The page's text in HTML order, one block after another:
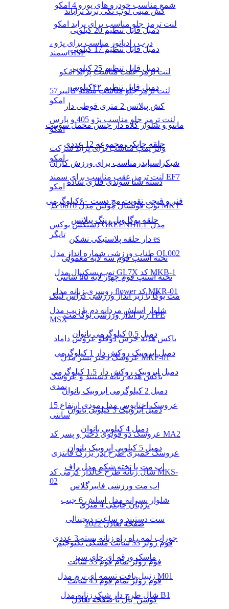
شمع مناسب خودرو های یورو 4 امکو
لنت ترمز جلو مناسب برای پراید امکو
درب رادیاتور مناسب برای پژو ،
سمندGISP
لنت ترمز عقب مناسب پراید امکو
لنت ترمز جلو مناسب سمند کالیبر57
امکو
لنت ترمز جلو مناسب پژو 405 و پارس
امکو
واتر پمپ مناسب برای پراید شرکت
امکو
لنت ترمز عقب مناسب برای سمند EF7
امکو
توپ فوتسال مولتن مدل 0016 کد MKT
دستکش بوکس GREENHILL مدل
تایگر
طناب ورزشی شماره انداز مدل QL002
توپ بسکتبال مدل GL7X کد MKB-1
روسری زنانه مدل flower کد MKR-01
شلوار اسلش مردانه دم پا زیپ مدل
MSX
باکس هدیه خرس دوقلو عروس داماد
عروسک دختر پسر مدل MKP-01
باکس هدیه زنانه دستبند و عروسک
نمدی
عروسک اختاپوس مدل مودی ارتفاع 15
سانتی
عروسک دو قولوی دختر و پسر کد MA2
عروسک خمیری طرح پدر بزرگ فانتزی
شال زنانه طرح خالدار کرمی کد MKS-
02
شلوار پسرانه مدل اسلش 6 جیب
ست دستبند و ساعت دیجیتالی
جوراب لمه راه راه زنانه بسته 3 عددی
ماسک ورقه ای چای سبز
زنبیل بافت تسمه ای نرم مدل M01
شال طرح دار شیک زنانه مدل B1
کش مینی لوپ تکی برند تراباند
دمبل قابل تنظیم 20 کیلویی
دمبل قابل تنظیم 17 کیلویی
دمبل قابل تنظیم 25 کیلویی
دمبل قابل تنظیم ۴۲کیلویی
کش پیلاتس 2 متری قوطی دار
مانتو و شلوار کلاه دار جنس مخمل سوییت
حلقه چابکی مجموعه 12 عددی
شیکراسپایدرمناسب برای ورزش کاران
دسته شنا سوئدی فلزی ساده
فنر و قیچی تقویت مچ دست ۶۰کیلوگرمی
حلقه یوگا ویل رینگ پیلاتس
دار حلقه پلاستیکی نشکن es
تخته استپ فوم سه لایه معمولی
تخته استپ فوم چهار لایه ۵۵ سانتی
مت یوگا یا زیر انداز ورزشی کراس لینک
زیر انداز ورزشی یوگا مت TPE
دمبل 0.5 کیلوگرمی بانوان
دمبل ایروبیک روکش‌ دار 1 کیلوگرمی
دمبل ایروبیک روکش‌ دار 1.5 کیلوگرمی
دمبل 2 کیلوگرمی ایروبیک بانوان
دمبل ایروبیک 3 کیلویی بانوان
دمبل 4 کیلویی بانوان
دمبل 5 کیلویی ایروبیک بانوان
اب مت یا تخته شکم مدل راف
اب مت ورزشی فایبرگلاس
نردبان چابکی 4 متری
صفحه تعادل 2022
فوم رولر 33 سانت مشکی تکنوجیم
فوم رولر تمام فوم 33 سانت
فوم رولر تمام فوم 45 سانت
کوشن بال یا صفحه تعادل